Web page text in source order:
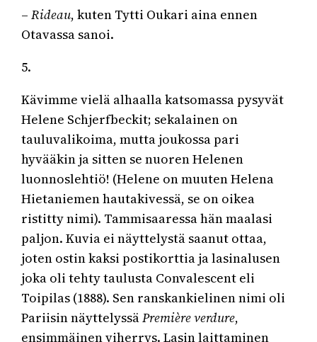
–Rideau, kuten Tytti Oukari aina ennen
Otavassa sanoi.
5.
Kävimme vielä alhaalla katsomassa pysyvät
Helene Schjerfbeckit; sekalainen on
tauluvalikoima, mutta joukossa pari
hyvääkin ja sitten se nuoren Helenen
luonnoslehtiö! (Helene on muuten Helena
Hietaniemen hautakivessä, se on oikea
ristitty nimi). Tammisaaressa hän maalasi
paljon. Kuvia ei näyttelystä saanut ottaa,
joten ostin kaksi postikorttia ja lasinalusen
joka oli tehty taulusta Convalescent eli
Toipilas (1888). Sen ranskankielinen nimi oli
Pariisin näyttelyssäPremière verdure,
ensimmäinen viherrys. Lasin laittaminen